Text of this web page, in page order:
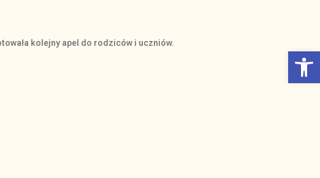
Otwórz Pasek narzędzi
kolejny apel do rodziców i uczniów.